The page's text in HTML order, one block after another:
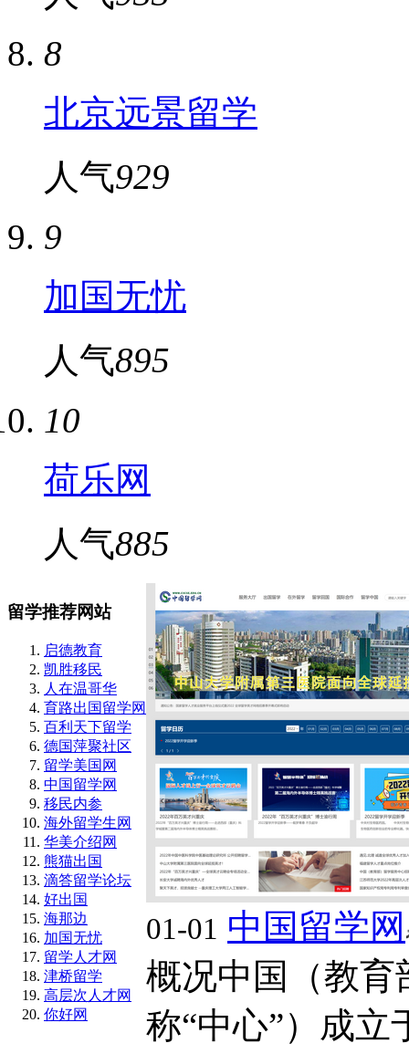
8
北京远景留学
人气929
9
加国无忧
人气895
10
荷乐网
人气885
留学推荐网站
启德教育
凯胜移民
人在温哥华
育路出国留学网
百利天下留学
德国萍聚社区
留学美国网
中国留学网
移民内参
海外留学生网
华美介绍网
熊猫出国
滴答留学论坛
好出国
海那边
加国无忧
留学人才网
津桥留学
高层次人才网
你好网
01-01 中国留学网
概况中国（教育
称“中心”）成立